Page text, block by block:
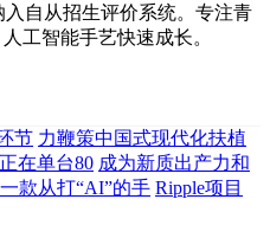
自从招生评价系统。专注青
工智能手艺快速成长。
节 力鞭策中国式现代化扶植
在单台80 成为新质出产力和
款从打“AI”的手 Ripple项目